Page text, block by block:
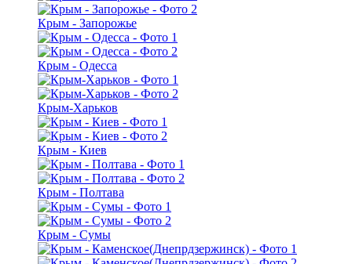
Крым - Запорожье
Крым - Одесса
Крым-Харьков
Крым - Киев
Крым - Полтава
Крым - Сумы